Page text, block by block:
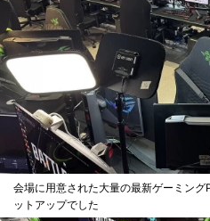
会場に用意された大量の最新ゲーミン
ットアップでした